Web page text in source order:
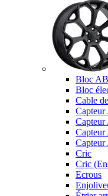
Bloc
Bloc
Cable
Capteur
Capteur
Cric
Cric
Ecrous